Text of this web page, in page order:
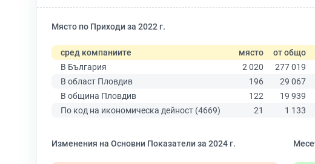
Място по Приходи за 2022 г.
сред компаниите място от общо
В България
2 020 277 019
В област Пловдив
196 29 067
В община Пловдив
122 19 939
По код на икономическа дейност (4669)
21 1 133
Изменения на Основни Показатели за 2024 г.